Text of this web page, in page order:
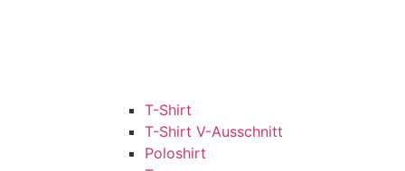
T-Shirt
T-Shirt V-Ausschnitt
Poloshirt